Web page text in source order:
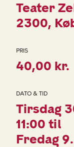
Teater
2300
PRIS
40,00 kr.
DATO & TID
Tirsdag
11:00 til
Fredag